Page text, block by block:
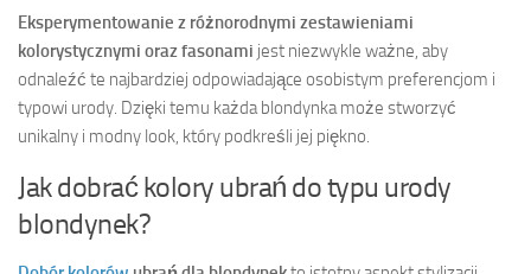
Eksperymentowanie z różnorodnymi zestawieniami
kolorystycznymi oraz fasonami jest niezwykle ważne, aby
odnaleźć te najbardziej odpowiadające osobistym preferencjom i
typowi urody. Dzięki temu każda blondynka może stworzyć
unikalny i modny look, który podkreśli jej piękno.
Jak dobrać kolory ubrań do typu urody
blondynek?